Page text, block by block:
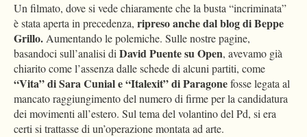
Un filmato, dove si vede chiaramente che la busta “incriminata”
è stata aperta in precedenza, ripreso anche dal blog di Beppe
Grillo.Aumentando le polemiche. Sulle nostre pagine,
basandoci sull’analisi diDavid Puente su Open, avevamo già
chiarito come l’assenza dalle schede di alcuni partiti, come
“Vita” di Sara Cunial e “Italexit” di Paragonefosse legata al
mancato raggiungimento del numero di firme per la candidatura
dei movimenti all’estero. Sul tema del volantino del Pd, si era
certi si trattasse di un’operazione montata ad arte.